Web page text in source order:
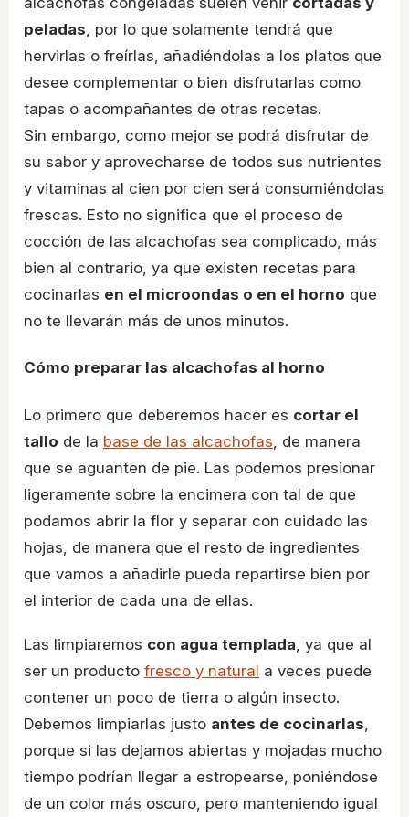
peladas , por lo que solamente tendrá que
hervirlas o freírlas, añadiéndolas a los platos que
desee complementar o bien disfrutarlas como
tapas o acompañantes de otras recetas.
Sin embargo, como mejor se podrá disfrutar de
su sabor y aprovecharse de todos sus nutrientes
y vitaminas al cien por cien será consumiéndolas
frescas. Esto no significa que el proceso de
cocción de las alcachofas sea complicado, más
bien al contrario, ya que existen recetas para
cocinarlas en el microondas o en el horno que
no te llevarán más de unos minutos.
Cómo preparar las alcachofas al horno
Lo primero que deberemos hacer es cortar el
tallo de la base de las alcachofas , de manera
que se aguanten de pie. Las podemos presionar
ligeramente sobre la encimera con tal de que
podamos abrir la flor y separar con cuidado las
hojas, de manera que el resto de ingredientes
que vamos a añadirle pueda repartirse bien por
el interior de cada una de ellas.
Las limpiaremos con agua templada , ya que al
ser un producto fresco y natural a veces puede
contener un poco de tierra o algún insecto.
Debemos limpiarlas justo antes de cocinarlas
porque si las dejamos abiertas y mojadas mucho
tiempo podrían llegar a estropearse, poniéndose
de un color más oscuro, pero manteniendo igual